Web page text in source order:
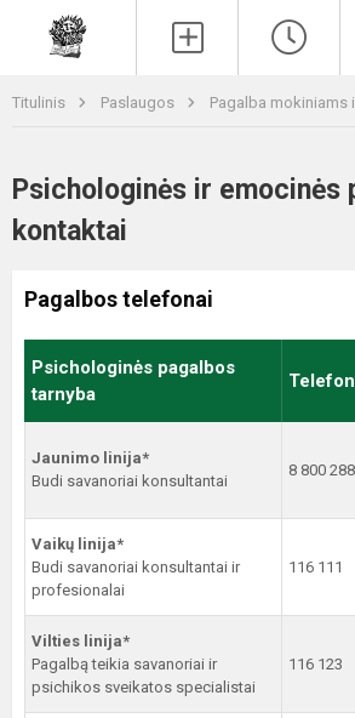
Titulinis Paslaugos Pagalba mokiniams
Psichologinės ir emocinės
kontaktai
Pagalbos telefonai
Psichologinės pagalbos
tarnyba
Jaunimo linija*
Budi savanoriai konsultantai
8 800
Vaikų linija*
Budi savanoriai konsultantai ir
profesionalai
116 111
Vilties linija*
Pagalbą teikia savanoriai ir
psichikos sveikatos specialistai
116 123